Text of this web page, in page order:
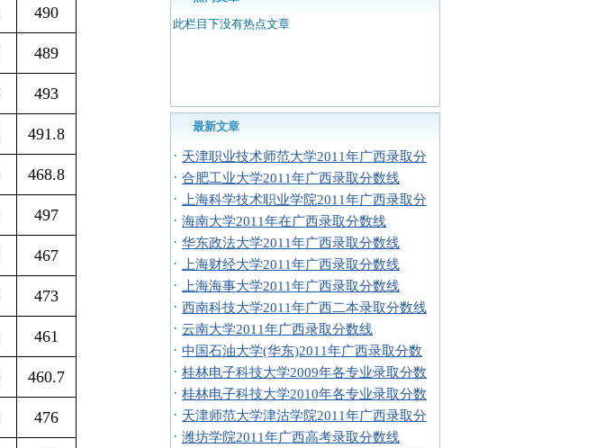
490
489
493
491.8
468.8
497
467
473
461
460.7
476
此栏目下没有热点文章
最新文章
· 天津职业技术师范大学2011年广西录取分
· 合肥工业大学2011年广西录取分数线
·
上海科学技术职业学院2011年广西录取分
· 海南大学2011年在广西录取分数线
· 华东政法大学2011年广西录取分数线
·
上海财经大学2011年广西录取分数线
·
上海海事大学2011年广西录取分数线
· 西南科技大学2011年广西二本录取分数线
· 云南大学2011年广西录取分数线
· 中国石油大学(华东)2011年广西录取分数
· 桂林电子科技大学2009年各专业录取分数
· 桂林电子科技大学2010年各专业录取分数
· 天津师范大学津沽学院2011年广西录取分
· 潍坊学院2011年广西高考录取分数线